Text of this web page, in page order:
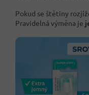
Pokud se štětiny
Pravidelná výměna je